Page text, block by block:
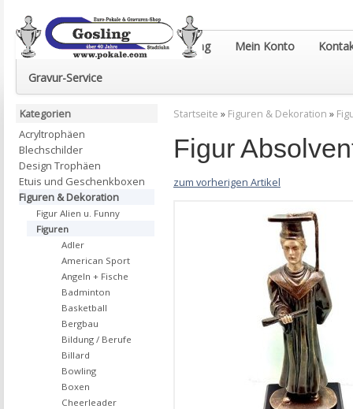
Euro-Pokale & Gravur-Shop Gosling Mein Konto
Gravur-Service
Startseite » Figuren & Dekoration »
Figur
zum vorherigen Artikel
Kategorien
Acryltrophäen
Blechschilder
Design Trophäen
Etuis und Geschenkboxen
Figuren & Dekoration
Figur Alien u. Funny
Figuren
Adler
American Sport
Angeln + Fische
Badminton
Basketball
Bergbau
Bildung / Berufe
Billard
Bowling
Boxen
Cheerleader